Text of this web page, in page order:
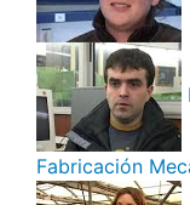
Fabricación